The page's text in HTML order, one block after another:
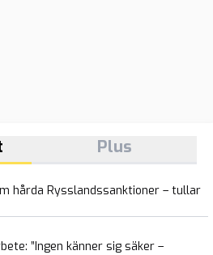
Plus
hårda Rysslandssanktioner – tullar
”Ingen känner sig säker –